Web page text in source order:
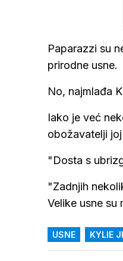
Paparazzi su
prirodne usne.
No, najmlađa
Iako je već
obožavatelji
"Dosta s
"Zadnjih
Velike usne su
USNE KYLIE